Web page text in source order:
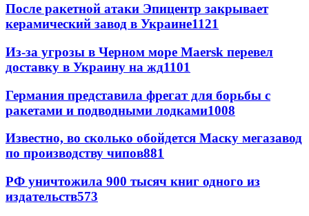
После ракетной атаки Эпицентр закрывает
керамический завод в Украине1121
Из-за угрозы в Черном море Maersk перевел
доставку в Украину на жд1101
Германия представила фрегат для борьбы с
ракетами и подводными лодками1008
Известно, во сколько обойдется Маску мегазавод
по производству чипов881
РФ уничтожила 900 тысяч книг одного из
издательств573